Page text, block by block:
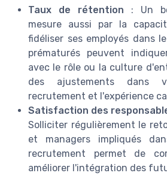
Taux de rétention : Un
mesure aussi par la
fidéliser ses employés dans
prématurés peuvent
avec le rôle ou la culture
des ajustements dans
recrutement et l'expérience
Satisfaction des
Solliciter régulièrement le
et managers impliqués
recrutement permet de
améliorer l'intégration des